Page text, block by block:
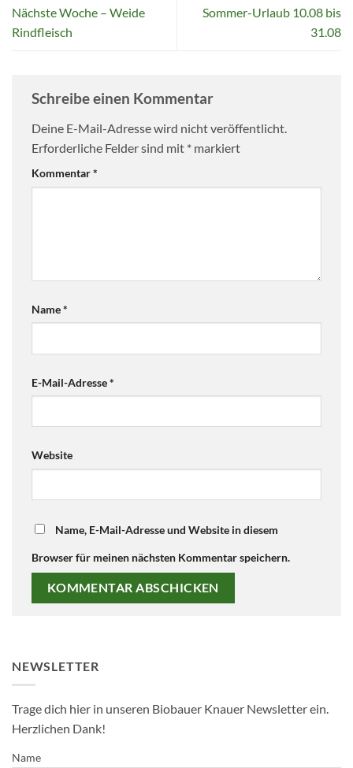
Nächste Woche – Weide
Rindfleisch
Sommer-Urlaub 10.08 bis
31.08
Schreibe einen Kommentar
Deine E-Mail-Adresse wird nicht veröffentlicht.
Erforderliche Felder sind mit * markiert
Kommentar*
Name*
E-Mail-Adresse*
Website
Name, E-Mail-Adresse und Website in diesem
Browser für meinen nächsten Kommentar speichern.
NEWSLETTER
Trage dich hier in unseren Biobauer Knauer Newsletter ein.
Herzlichen Dank!
Name